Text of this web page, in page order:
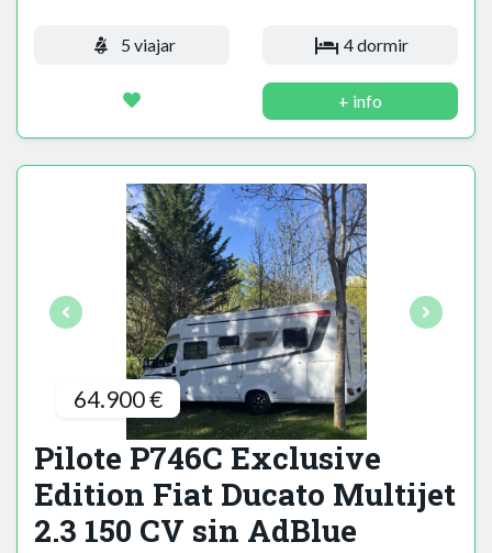
5 viajar 4 dormir
+ info
64.900 €
Pilote P746C Exclusive
Edition Fiat Ducato Multijet
2.3 150 CV sin AdBlue